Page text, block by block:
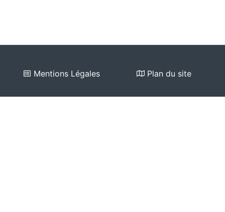
Mentions Légales Plan du site